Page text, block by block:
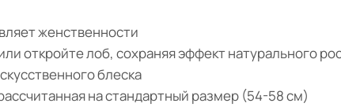
женственности
откройте лоб, сохраняя эффект натурального
блеска
на стандартный размер (54-58 см)